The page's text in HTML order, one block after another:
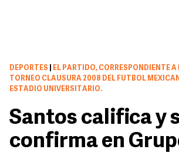
DEPORTES
EL PARTIDO, CORRESPONDIENTE A
TORNEO CLAUSURA 2008 DEL FUTBOL
ESTADIO UNIVERSITARIO.
Santos califica y
confirma en